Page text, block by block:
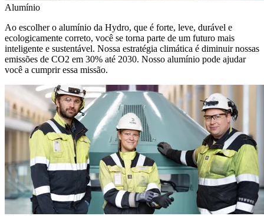
Alumínio
Ao escolher o alumínio da Hydro, que é forte, leve, durável e
ecologicamente correto, você se torna parte de um futuro mais
inteligente e sustentável. Nossa estratégia climática é diminuir nossas
emissões de CO2 em 30% até 2030. Nosso alumínio pode ajudar
você a cumprir essa missão.